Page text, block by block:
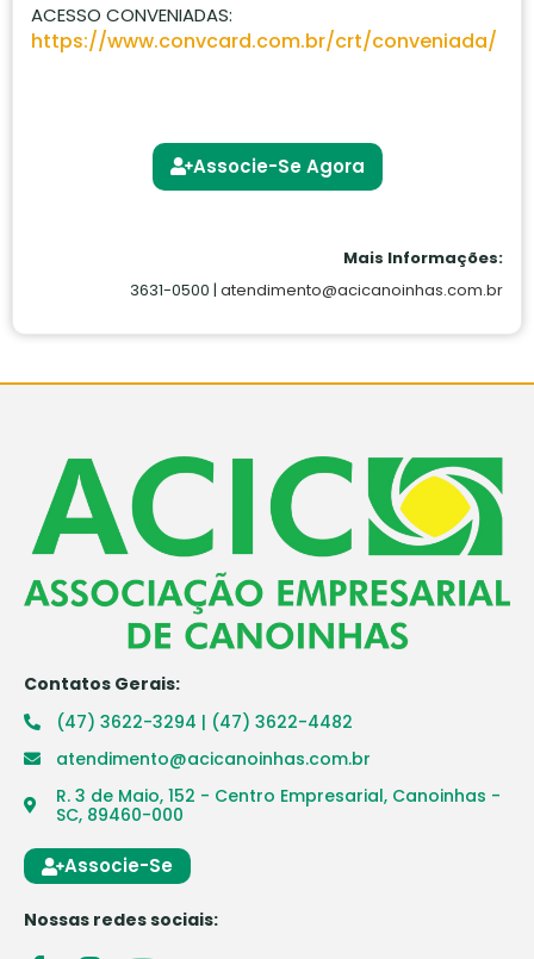
ACESSO CONVENIADAS:
https://www.convcard.com.br/crt/conveniada/
Associe-Se Agora
Mais Informações:
3631-0500 | atendimento@acicanoinhas.com.br
Contatos Gerais:
(47) 3622-3294 | (47) 3622-4482
atendimento@acicanoinhas.com.br
R. 3 de Maio, 152 - Centro Empresarial, Canoinhas -
SC, 89460-000
Associe-Se
Nossas redes sociais: